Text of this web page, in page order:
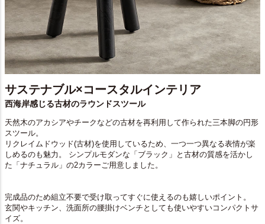
サステナブル×コースタルインテリア
西海岸感じる古材のラウンドスツール
天然木のアカシアやチークなどの古材を再利用して作られた三本脚の円形
スツール。
リクレイムドウッド(古材)を使用しているため、一つ一つ異なる表情が楽
しめるのも魅力。 シンプルモダンな「ブラック」と古材の質感を活かし
た「ナチュラル」の2カラーご用意しました。
完成品のため組立不要で受け取ってすぐに使えるのも嬉しいポイント。
玄関やキッチン、洗面所の腰掛けベンチとしても使いやすいコンパクトサ
イズ。